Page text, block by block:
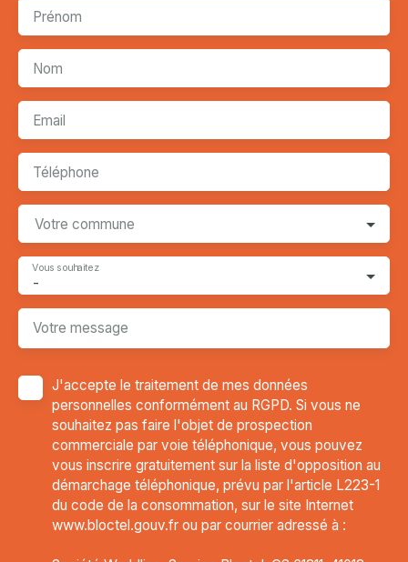
Prénom
Nom
Email
Téléphone
Votre commune
-
Vous souhaitez
Votre message
J'accepte le traitement de mes données
personnelles conformément au RGPD. Si vous ne
souhaitez pas faire l'objet de prospection
commerciale par voie téléphonique, vous pouvez
vous inscrire gratuitement sur la liste d'opposition au
démarchage téléphonique, prévu par l'article L223-1
du code de la consommation, sur le site Internet
www.bloctel.gouv.fr ou par courrier adressé à :